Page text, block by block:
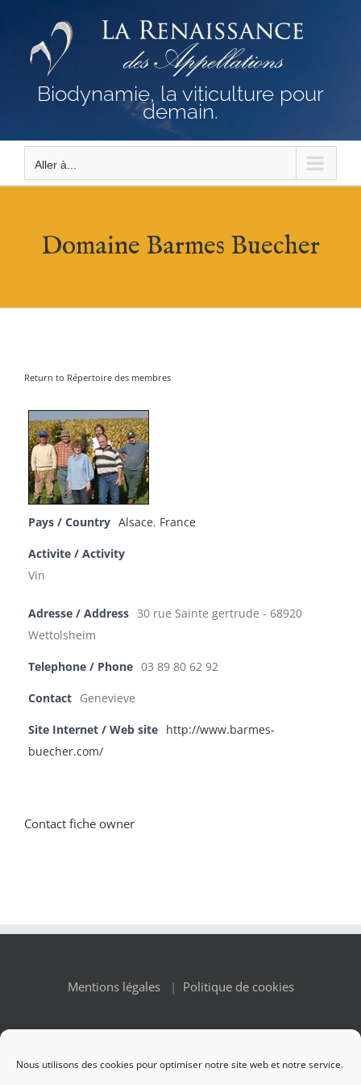
Nous utilisons des cookies pour optimiser notre site web et notre service.
contenu
Biodynamie, la viticulture pour
demain.
Aller à...
Domaine Barmes Buecher
Return to Répertoire des membres
Pays / Country Alsace, France
Activite / Activity
Vin
Adresse / Address 30 rue Sainte gertrude - 68920
Wettolsheim
Telephone / Phone 03 89 80 62 92
Contact Genevieve
Site Internet / Web site
http://www.barmes-
buecher.com/
Contact fiche owner
Mentions légales| Politique de cookies